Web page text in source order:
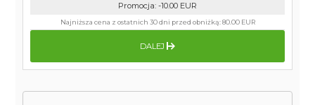
Promocja: -10.00 EUR
Najniższa cena z ostatnich 30 dni przed obniżką:80.00 EUR
DALEJ